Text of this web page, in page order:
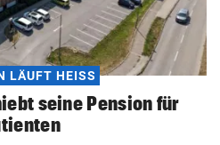
LÄUFT HEISS
seine Pension für